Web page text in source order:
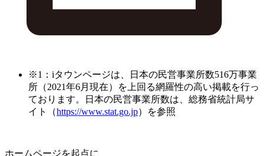
※1：iタウンページは、日本の民営事業所数516万事業
所（2021年6月現在）を上回る網羅性の高い掲載を行っ
ております。日本の民営事業所数は、総務省統計局サ
イト（https://www.stat.go.jp）を参照
ホームページを起点に